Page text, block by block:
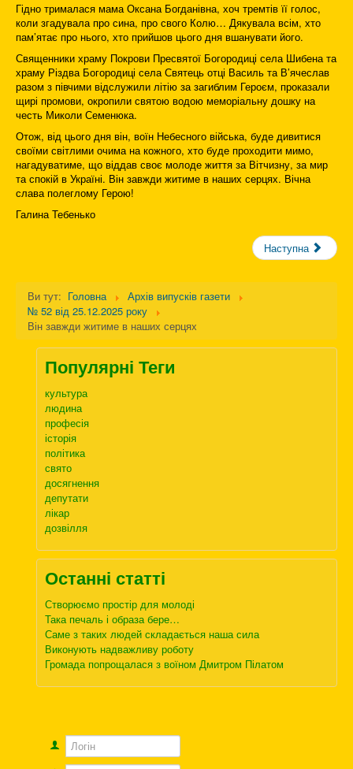
Гідно трималася мама Оксана Богданівна, хоч тремтів її голос,
коли згадувала про сина, про свого Колю… Дякувала всім, хто
пам’ятає про нього, хто прийшов цього дня вшанувати його.
Священники храму Покрови Пресвятої Богородиці села Шибена та
храму Різдва Богородиці села Святець отці Василь та В’ячеслав
разом з півчими відслужили літію за загиблим Героєм, проказали
щирі промови, окропили святою водою меморіальну дошку на
честь Миколи Семенюка.
Отож, від цього дня він, воїн Небесного війська, буде дивитися
своїми світлими очима на кожного, хто буде проходити мимо,
нагадуватиме, що віддав своє молоде життя за Вітчизну, за мир
та спокій в Україні. Він завжди житиме в наших серцях. Вічна
слава полеглому Герою!
Галина Тебенько
Наступна
Ви тут: Головна
Архів випусків газети
№ 52 від 25.12.2025 року
Він завжди житиме в наших серцях
Популярні Теги
культура
людина
професія
історія
політика
свято
досягнення
депутати
лікар
дозвілля
Останні статті
Створюємо простір для молоді
Така печаль і образа бере…
Саме з таких людей складається наша сила
Виконують надважливу роботу
Громада попрощалася з воїном Дмитром Пілатом
Логін